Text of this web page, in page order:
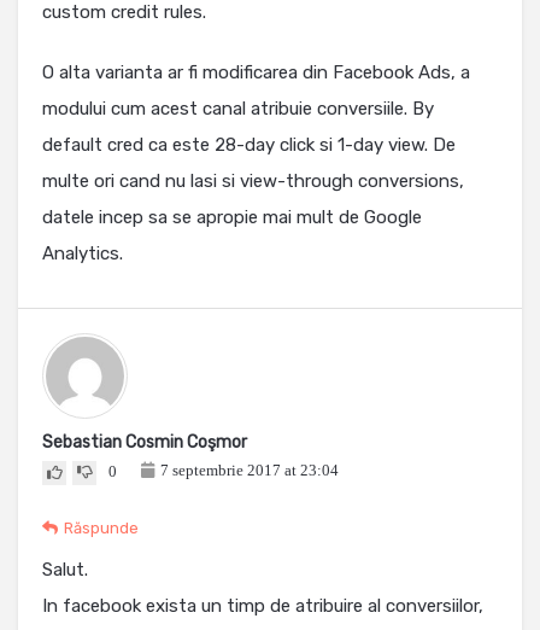
custom credit rules.
O alta varianta ar fi modificarea din Facebook Ads, a
modului cum acest canal atribuie conversiile. By
default cred ca este 28-day click si 1-day view. De
multe ori cand nu lasi si view-through conversions,
datele incep sa se apropie mai mult de Google
Analytics.
Sebastian Cosmin Coşmor
0 7 septembrie 2017 at 23:04
Răspunde
Salut.
In facebook exista un timp de atribuire al conversiilor,